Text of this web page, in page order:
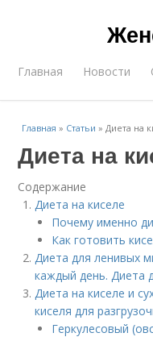
Главная Новости
Главная » Статьи »Диета на
Диета на
Содержание
Диета на киселе
Почему именно
Как готовить
Диета для ленивых
каждый день. Диета
Диета на киселе и
киселя для
Геркулесовый